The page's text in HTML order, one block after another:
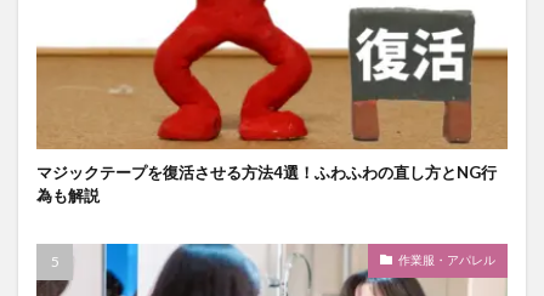
マジックテープを復活させる方法4選！ふわふわの直し方とNG行
為も解説
作業服・アパレル